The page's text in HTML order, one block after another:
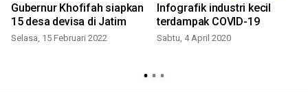
Gubernur Khofifah siapkan
15 desa devisa di Jatim
Selasa, 15 Februari 2022
Infografik industri kecil
terdampak COVID-19
Sabtu, 4 April 2020